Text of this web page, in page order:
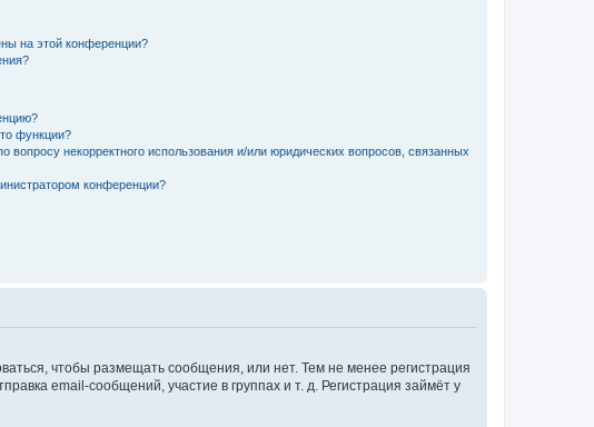
на этой конференции?
функции?
вопросу некорректного использования и/или юридических вопросов, связанных
конференции?
чтобы размещать сообщения, или нет. Тем не менее регистрация
email-сообщений, участие в группах и т. д. Регистрация займёт у